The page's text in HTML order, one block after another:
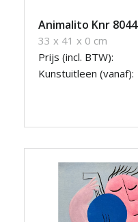
Animalito Knr 8044
33 x 41 x 0 cm
Prijs (incl. BTW):
Kunstuitleen (vanaf):